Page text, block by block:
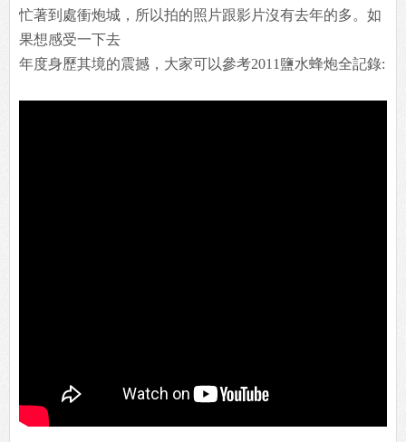
忙著到處衝炮城，所以拍的照片跟影片沒有去年的多。如
果想感受一下去
年度身歷其境的震撼，大家可以參考2011鹽水蜂炮全記錄: